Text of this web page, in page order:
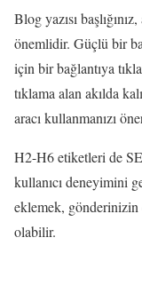
Blog yazısı
önemlidir. Güçlü bir
için bir bağlantıya
tıklama alan akılda
aracı kullanmanızı
H2-H6 etiketleri de
kullanıcı deneyimini
eklemek, gönderinizin
olabilir.